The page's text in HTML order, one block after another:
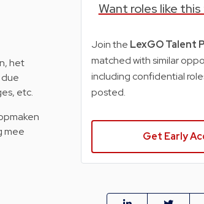
het
etc.
mee
Want roles like
Join the LexGO Talent
matched with similar
including confidential
posted.
Get Early